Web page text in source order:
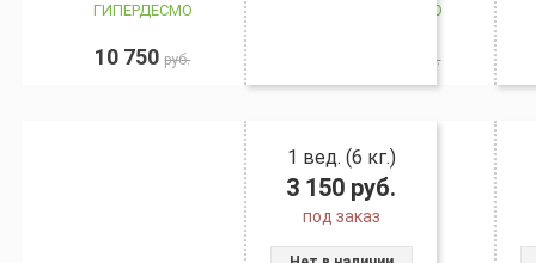
ГИПЕРДЕСМО
10 750руб.
ГИПЕРДЕСМО
руб.
1 вед. (6 кг.)
3 150 руб.
под заказ